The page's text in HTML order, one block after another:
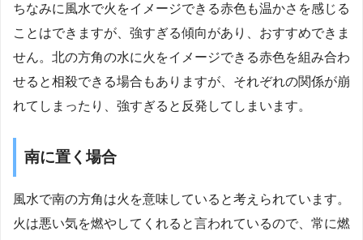
ちなみに風水で火をイメージできる赤色も温かさを感じる
ことはできますが、強すぎる傾向があり、おすすめできま
せん。北の方角の水に火をイメージできる赤色を組み合わ
せると相殺できる場合もありますが、それぞれの関係が崩
れてしまったり、強すぎると反発してしまいます。
南に置く場合
風水で南の方角は火を意味していると考えられています。
火は悪い気を燃やしてくれると言われているので、常に燃